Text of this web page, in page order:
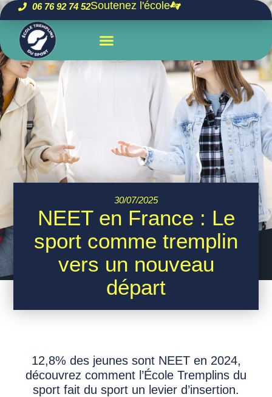
06 76 92 74 52Soutenez l'école
30/07/2025
NEET en France : Le
sport comme tremplin
vers un nouveau
départ
12,8% des jeunes sont NEET en 2024,
découvrez comment l’École Tremplins du
sport fait du sport un levier d’insertion.